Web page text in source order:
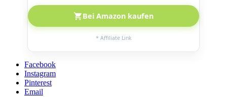
Bei Amazon kaufen
* Affiliate Link
Facebook
Instagram
Pinterest
Email